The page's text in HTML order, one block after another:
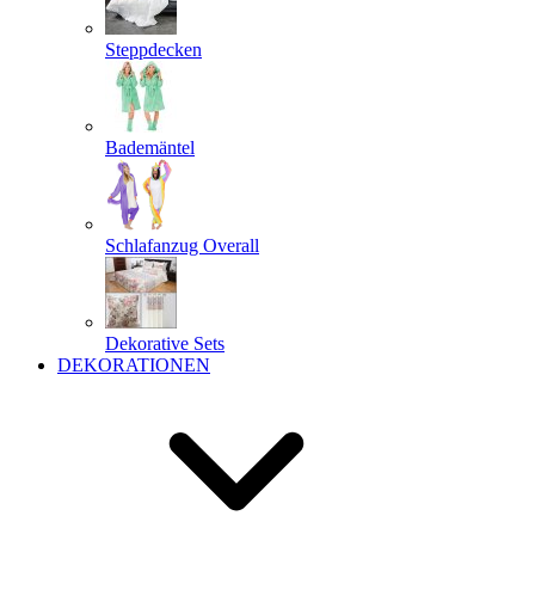
Steppdecken
Bademäntel
Schlafanzug Overall
Dekorative Sets
DEKORATIONEN